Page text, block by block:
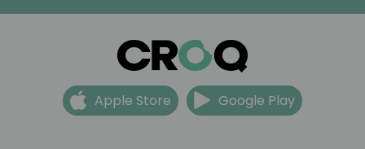
Apple Store Google Play